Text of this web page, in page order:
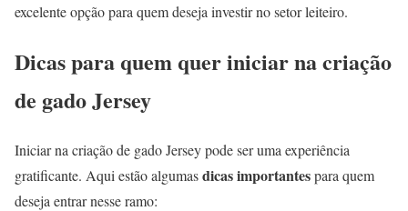
excelente opção para quem deseja investir no setor leiteiro.
Dicas para quem quer iniciar na criação
de gado Jersey
Iniciar na criação de gado Jersey pode ser uma experiência
gratificante. Aqui estão algumasdicas importantespara quem
deseja entrar nesse ramo: